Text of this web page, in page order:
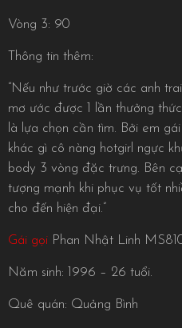
Vòng 3: 90
Thông tin thêm:
“Nếu như trước giờ các anh
mơ ước được 1 lần thưởng
là lựa chọn cần tìm. Bởi em
khác gì cô nàng hotgirl ngực
body 3 vòng đặc trưng. Bên
tượng mạnh khi phục vụ tốt
cho đến hiện đại.”
Gái gọi Phan Nhật Linh
Năm sinh: 1996 – 26 tuổi.
Quê quán: Quảng Bình